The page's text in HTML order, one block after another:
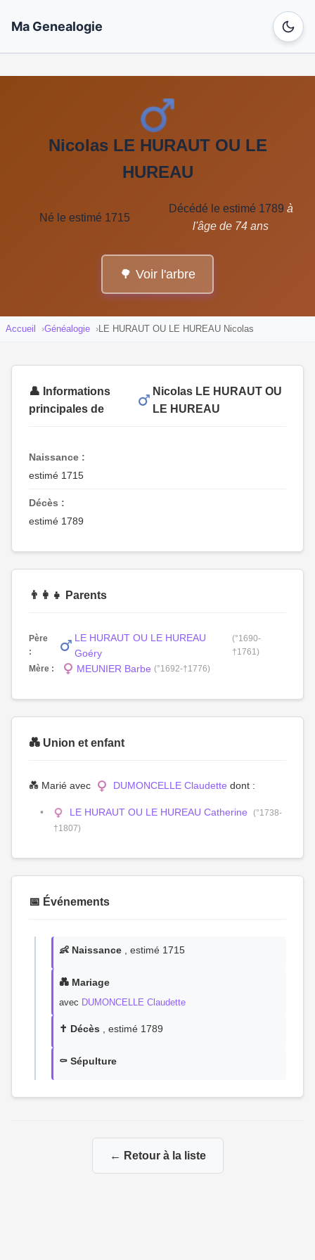
Ma Genealogie
Nicolas LE HURAUT OU LE
HUREAU
Né le estimé 1715
Décédé le estimé 1789 à
l'âge de 74 ans
🌳 Voir l'arbre
Accueil Généalogie LE HURAUT OU LE HUREAU Nicolas
👤 Informations
principales de
Nicolas LE HURAUT OU
LE HUREAU
Naissance :
estimé 1715
Décès :
estimé 1789
👨‍👩‍👧 Parents
Père
:
LE HURAUT OU LE HUREAU
Goéry
(°1690-
†1761)
Mère :
MEUNIER Barbe (°1692-†1776)
💑 Union et enfant
💑 Marié avec DUMONCELLE Claudette dont :
LE HURAUT OU LE HUREAU Catherine
(°1738-
†1807)
📅 Événements
👶 Naissance , estimé 1715
💑 Mariage
avec DUMONCELLE Claudette
✝️ Décès , estimé 1789
⚰️ Sépulture
← Retour à la liste